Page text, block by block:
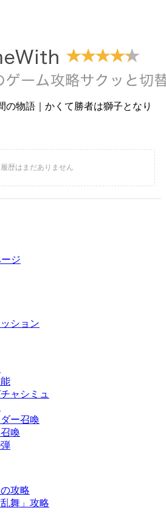
の物語｜かくて勝者は獅子となり
ジ
ション
ャシミュ
ー召喚
喚
攻略
舞」攻略